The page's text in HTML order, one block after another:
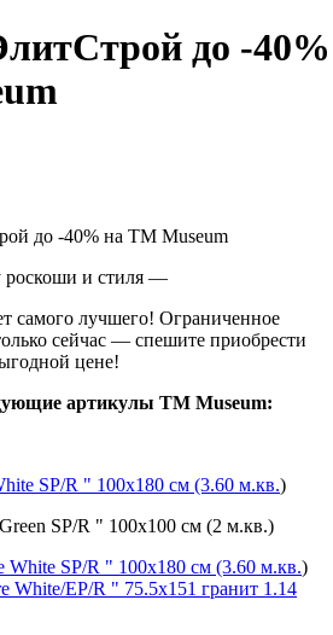
до -40%
до -40% на ТМ Museum
роскоши и стиля —
самого лучшего! Ограниченное
сейчас — спешите приобрести
цене!
артикулы ТМ Museum:
SP/R " 100х180 см (3.60 м.кв.)
SP/R " 100х100 см (2 м.кв.)
White SP/R " 100х180 см (3.60 м.кв.)
White/EP/R " 75.5х151 гранит 1.14